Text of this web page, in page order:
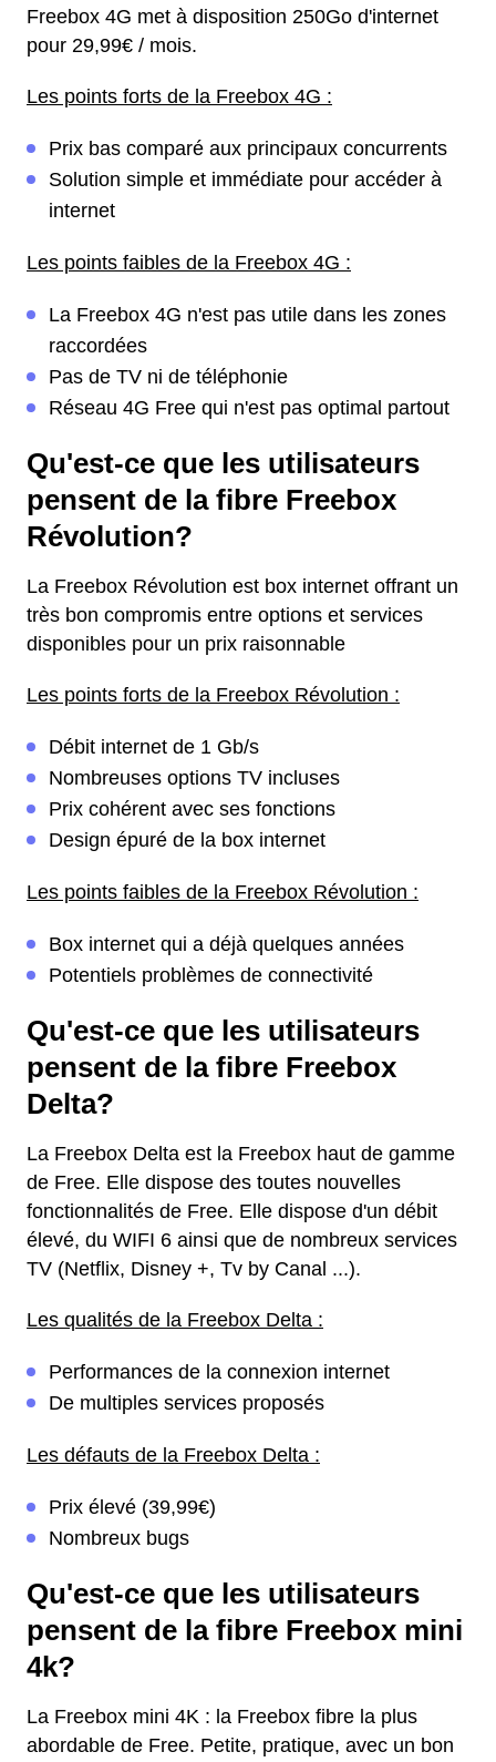
Freebox 4G met à disposition 250Go d'internet
pour 29,99€ / mois.
Les points forts de la Freebox 4G :
Prix bas comparé aux principaux concurrents
Solution simple et immédiate pour accéder à
internet
Les points faibles de la Freebox 4G :
La Freebox 4G n'est pas utile dans les zones
raccordées
Pas de TV ni de téléphonie
Réseau 4G Free qui n'est pas optimal partout
Qu'est-ce que les utilisateurs
pensent de la fibre Freebox
Révolution?
La Freebox Révolution est box internet offrant un
très bon compromis entre options et services
disponibles pour un prix raisonnable
Les points forts de la Freebox Révolution :
Débit internet de 1 Gb/s
Nombreuses options TV incluses
Prix cohérent avec ses fonctions
Design épuré de la box internet
Les points faibles de la Freebox Révolution :
Box internet qui a déjà quelques années
Potentiels problèmes de connectivité
Qu'est-ce que les utilisateurs
pensent de la fibre Freebox
Delta?
La Freebox Delta est la Freebox haut de gamme
de Free. Elle dispose des toutes nouvelles
fonctionnalités de Free. Elle dispose d'un débit
élevé, du WIFI 6 ainsi que de nombreux services
TV (Netflix, Disney +, Tv by Canal ...).
Les qualités de la Freebox Delta :
Performances de la connexion internet
De multiples services proposés
Les défauts de la Freebox Delta :
Prix élevé (39,99€)
Nombreux bugs
Qu'est-ce que les utilisateurs
pensent de la fibre Freebox mini
4k?
La Freebox mini 4K : la Freebox fibre la plus
abordable de Free. Petite, pratique, avec un bon